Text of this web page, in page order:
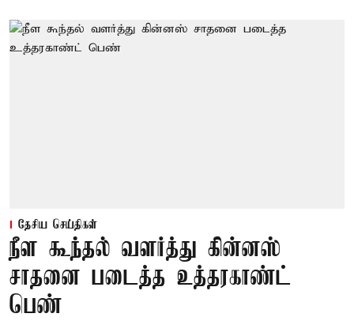
தேசிய செய்திகள்
நீள கூந்தல் வளர்த்து கின்னஸ்
சாதனை படைத்த உத்தரகாண்ட்
பெண்